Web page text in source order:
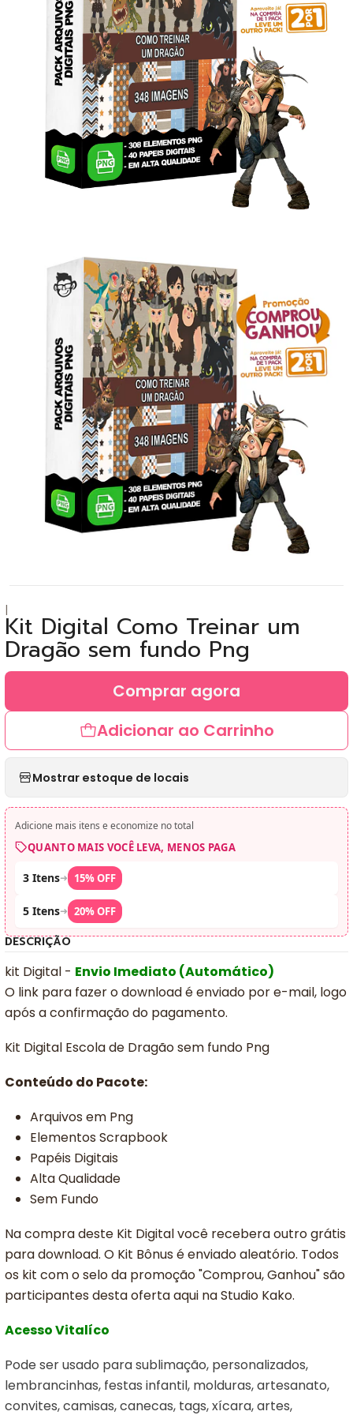
|Kit Digital Como Treinar um
Dragão sem fundo Png
Adicionar ao Carrinho
Comprar agora
Mostrar estoque de locais
Adicione mais itens e economize no total
QUANTO MAIS VOCÊ LEVA, MENOS PAGA
3 Itens➜ 15% OFF
5 Itens➜ 20% OFF
DESCRIÇÃO
kit Digital - Envio Imediato (Automático)
O link para fazer o download é enviado por e-mail, logo
após a confirmação do pagamento.
Kit Digital Escola de Dragão sem fundo Png
Conteúdo do Pacote:
Arquivos em Png
Elementos Scrapbook
Papéis Digitais
Alta Qualidade
Sem Fundo
Na compra deste Kit Digital você recebera outro grátis
para download. O Kit Bônus é enviado aleatório. Todos
os kit com o selo da promoção "Comprou, Ganhou" são
participantes desta oferta aqui na Studio Kako.
Acesso Vitalíco
Pode ser usado para sublimação, personalizados,
lembrancinhas, festas infantil, molduras, artesanato,
convites, camisas, canecas, tags, xícara, artes,